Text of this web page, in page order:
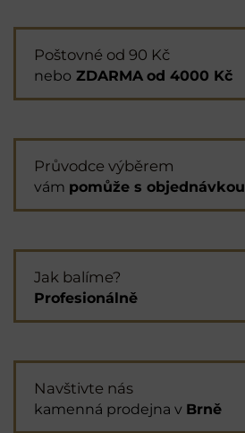
Poštovné od 90 Kč
nebo ZDARMA od 4000 Kč
Průvodce výběrem
vám pomůže s objednávkou
Jak balíme?
Profesionálně
Navštivte nás
kamenná prodejna v Brně